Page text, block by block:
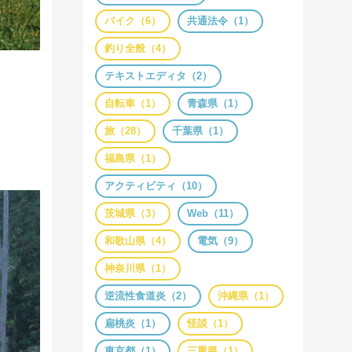
バイク（6） 共通法令（1）
釣り全般（4）
テキストエディタ（2）
自転車（1） 青森県（1）
旅（28） 千葉県（1）
福島県（1）
アクティビティ（10）
茨城県（3） Web（11）
和歌山県（4） 電気（9）
神奈川県（1）
逆流性食道炎（2） 沖縄県（1）
扁桃炎（1） 怪談（1）